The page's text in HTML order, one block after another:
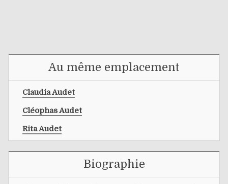
Au même emplacement
Claudia Audet
Cléophas Audet
Rita Audet
Biographie